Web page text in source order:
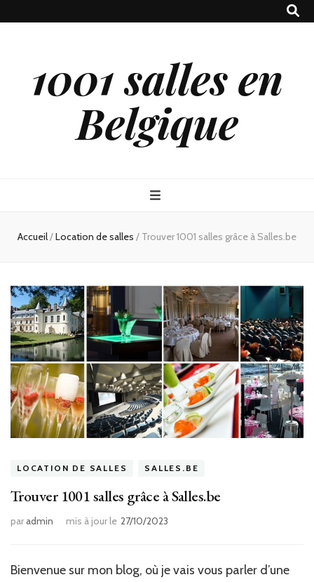
1001 salles en
Belgique
Accueil/Location de salles / Trouver 1001 salles grâce à Salles.be
LOCATION DE SALLES SALLES.BE
Trouver 1001 salles grâce à Salles.be
paradmin mis à jour le 27/10/2023
Bienvenue sur mon blog, où je vais vous parler d’une